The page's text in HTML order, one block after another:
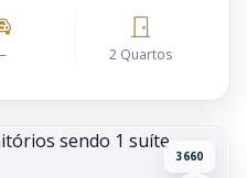
2 Quartos
3660